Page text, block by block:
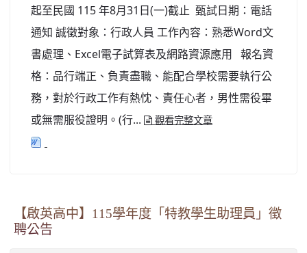
啟英高中-汽車科榮耀桃園
啟英高中-時尚科桃園第一
起至民國 115 年8月31日(一)截止 甄試日期：電話
通知 誠徵對象：行政人員 工作內容：熟悉Word文
書處理、Excel電子試算表及網路資源應用 報名資
格：品行端正、負責盡職、能配合學校需要執行公
務，對於行政工作有熱忱、責任心者，男性需役畢
或無需服役證明。(行...
觀看完整文章
【啟英高中】115學年度「特教學生助理員」徵
聘公告